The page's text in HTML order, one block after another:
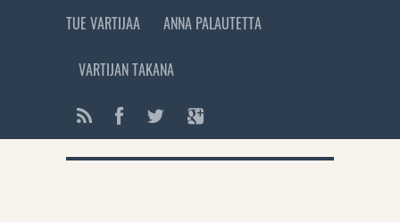
TUE VARTIJAA ANNA PALAUTETTA
VARTIJAN TAKANA